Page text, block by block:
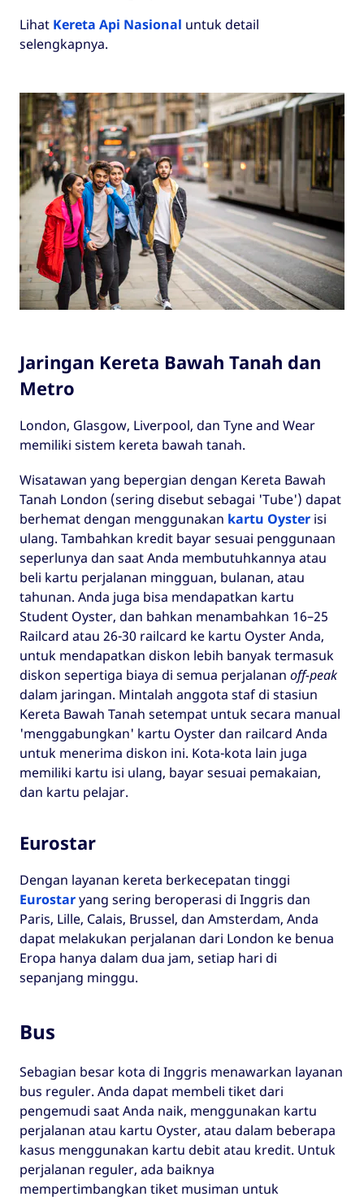
Lihat Kereta Api Nasional untuk detail
selengkapnya.
Jaringan Kereta Bawah Tanah dan
Metro
London, Glasgow, Liverpool, dan Tyne and Wear
memiliki sistem kereta bawah tanah.
Wisatawan yang bepergian dengan Kereta Bawah
Tanah London (sering disebut sebagai 'Tube') dapat
berhemat dengan menggunakan kartu Oyster isi
ulang. Tambahkan kredit bayar sesuai penggunaan
seperlunya dan saat Anda membutuhkannya atau
beli kartu perjalanan mingguan, bulanan, atau
tahunan. Anda juga bisa mendapatkan kartu
Student Oyster, dan bahkan menambahkan 16–25
Railcard atau 26-30 railcard ke kartu Oyster Anda,
untuk mendapatkan diskon lebih banyak termasuk
diskon sepertiga biaya di semua perjalanan off-peak
dalam jaringan. Mintalah anggota staf di stasiun
Kereta Bawah Tanah setempat untuk secara manual
'menggabungkan' kartu Oyster dan railcard Anda
untuk menerima diskon ini. Kota-kota lain juga
memiliki kartu isi ulang, bayar sesuai pemakaian,
dan kartu pelajar.
Eurostar
Dengan layanan kereta berkecepatan tinggi
Eurostaryang sering beroperasi di Inggris dan
Paris, Lille, Calais, Brussel, dan Amsterdam, Anda
dapat melakukan perjalanan dari London ke benua
Eropa hanya dalam dua jam, setiap hari di
sepanjang minggu.
Bus
Sebagian besar kota di Inggris menawarkan layanan
bus reguler. Anda dapat membeli tiket dari
pengemudi saat Anda naik, menggunakan kartu
perjalanan atau kartu Oyster, atau dalam beberapa
kasus menggunakan kartu debit atau kredit. Untuk
perjalanan reguler, ada baiknya
mempertimbangkan tiket musiman untuk